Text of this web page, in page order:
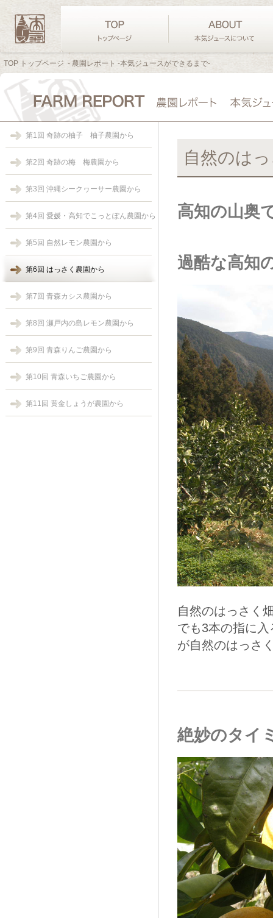
TOP トップページ - 農園レポート -本気ジュースができるまで-
自然のは
高知の山奥
過酷な高知
自然のはっさく
でも3本の指に
が自然のはっさ
絶妙のタイ
第1回 奇跡の柚子 柚子農園から
第2回 奇跡の梅 梅農園から
第3回 沖縄シークヮーサー農園から
第4回 愛媛・高知でこっとぽん農園から
第5回 自然レモン農園から
第6回 はっさく農園から
第7回 青森カシス農園から
第8回 瀬戸内の島レモン農園から
第9回 青森りんご農園から
第10回 青森いちご農園から
第11回 黄金しょうが農園から